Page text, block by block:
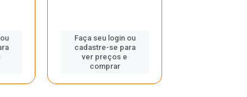
Faça seu login ou
cadastre-se para
ver preços e
comprar